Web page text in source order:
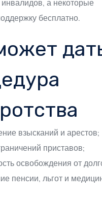
а некоторые
бесплатно.
взысканий и арестов;
приставов;
освобождения от
пенсии, льгот и